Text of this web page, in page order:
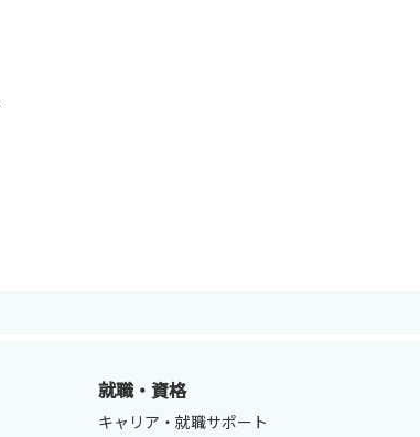
就職・資格
キャリア・就職サポート